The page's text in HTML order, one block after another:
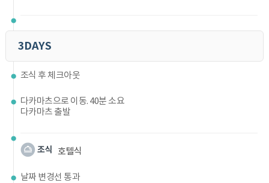
3DAYS
조식 후 체크아웃
다카마츠으로 이동. 40분 소요
다카마츠 출발
호텔식
날짜 변경선 통과